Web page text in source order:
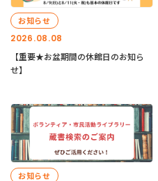
2026.08.08
お知らせ
【重要★お盆期間の休館日のお知ら
せ】
お知らせ